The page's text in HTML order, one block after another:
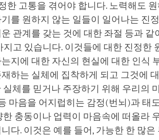
한 고통을 겪어야 합니다. 노력해도
를 원하지 않는 일들이 일어나는 진
관계를 갖는 것에 대한 좌절 등과 같
고 있습니다. 이것들에 대한 진정한
지에 대한 자신의 현실에 대한 인식
하는 실체에 집착하게 되고 그것에
체를 믿거나 주장하기 위해 우리의
마음을 어지럽히는 감정(번뇌)과 태
충동이나 업력이 마음속에 떠올라
다. 이것은 예를 들어, 가능한 한 많